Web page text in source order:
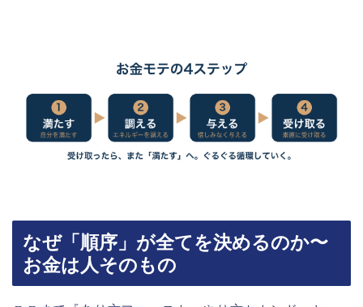
なぜ「順序」が全てを決めるのか〜
お金は人そのもの